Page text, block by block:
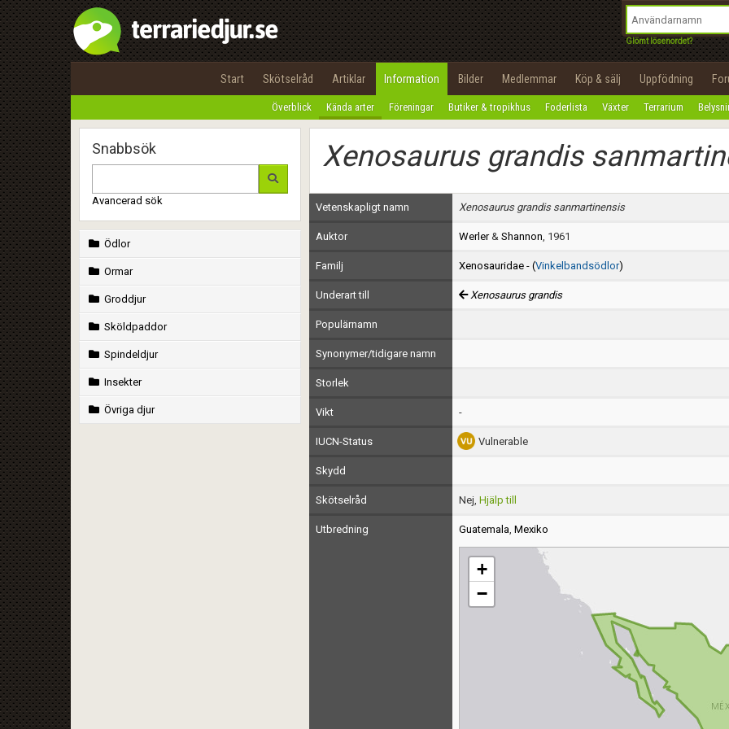
Glömt lösenordet?
Start Skötselråd Artiklar Information Bilder Medlemmar Köp & sälj Uppfödning
Överblick Kända arter Föreningar Butiker & tropikhus Foderlista Växter Terrarium
Snabbsök
Avancerad sök
Ödlor
Ormar
Groddjur
Sköldpaddor
Spindeldjur
Insekter
Övriga djur
Xenosaurus grandis
Vetenskapligt namn Xenosaurus grandis sanmartinensis
Auktor Werler& Shannon, 1961
Familj Xenosauridae - (Vinkelbandsödlor)
Underart till Xenosaurus grandis
Populärnamn
Synonymer/tidigare namn
Storlek
Vikt -
IUCN-Status Vulnerable
Skydd
Skötselråd Nej, Hjälp till
Utbredning Guatemala, Mexiko
+
−
Utför
100%
OK
integritetspolicy
Namn:
Epost:
Användarnamn:
Lösenord:
Privacy Policy
Terms of Service
Begär nytt lösenord
Tillbaka till förstasidan